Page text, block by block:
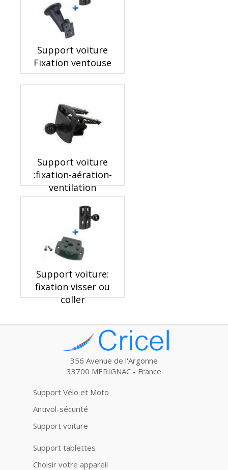
Support voiture
Fixation ventouse
Support voiture
:fixation-aération-
ventilation
Support voiture:
fixation visser ou
coller
356 Avenue de l'Argonne
33700 MERIGNAC - France
Support Vélo et Moto
Antivol-sécurité
Support voiture
Support tablettes
Choisir votre appareil